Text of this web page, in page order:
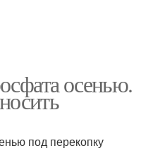
осенью.
под перекопку